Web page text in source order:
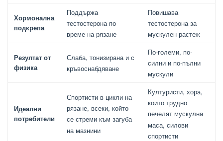
Хормонална
подкрепа
Поддържа
тестостерона по
време на рязане
Повишава
тестостерона за
мускулен растеж
Резултат от
физика
Слаба, тонизирана и с
кръвоснабдяване
По-големи, по-
силни и по-пълни
мускули
Идеални
потребители
Спортисти в цикли на
рязане, всеки, който
се стреми към загуба
на мазнини
Културисти, хора,
които трудно
печелят мускулна
маса, силови
спортисти